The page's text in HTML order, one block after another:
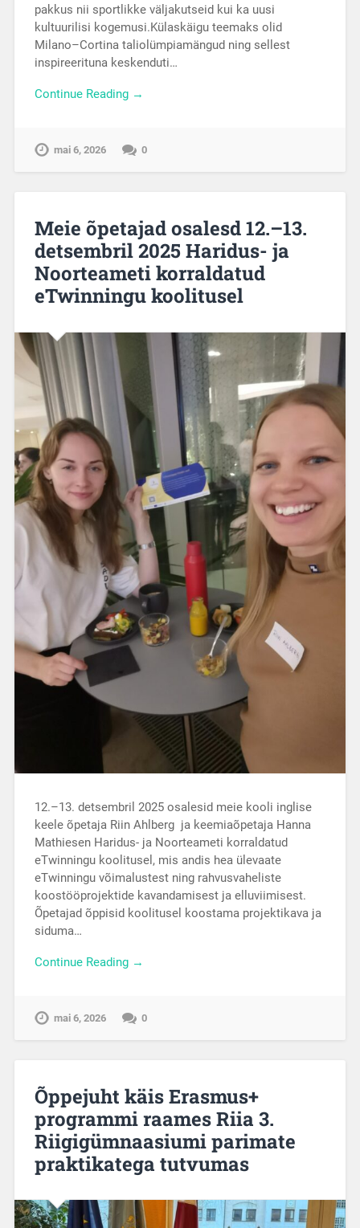
pakkus nii sportlikke väljakutseid kui ka uusi
kultuurilisi kogemusi.Külaskäigu teemaks olid
Milano–Cortina taliolümpiamängud ning sellest
inspireerituna keskenduti…
Continue Reading →
mai 6, 2026 0
Meie õpetajad osalesd 12.–13.
detsembril 2025 Haridus- ja
Noorteameti korraldatud
eTwinningu koolitusel
12.–13. detsembril 2025 osalesid meie kooli inglise
keele õpetaja Riin Ahlberg ja keemiaõpetaja Hanna
Mathiesen Haridus- ja Noorteameti korraldatud
eTwinningu koolitusel, mis andis hea ülevaate
eTwinningu võimalustest ning rahvusvaheliste
koostööprojektide kavandamisest ja elluviimisest.
Õpetajad õppisid koolitusel koostama projektikava ja
siduma…
Continue Reading →
mai 6, 2026 0
Õppejuht käis Erasmus+
programmi raames Riia 3.
Riigigümnaasiumi parimate
praktikatega tutvumas